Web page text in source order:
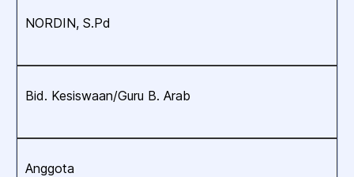
NORDIN, S.Pd
Bid. Kesiswaan/Guru B. Arab
Anggota